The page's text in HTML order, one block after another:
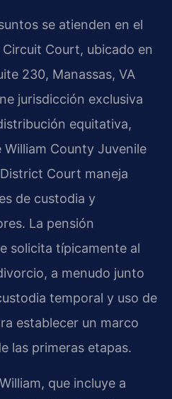
se atienden en el
Court, ubicado en
230, Manassas, VA
jurisdicción exclusiva
equitativa,
County Juvenile
Court maneja
de custodia y
La pensión
solicita típicamente al
a menudo junto
temporal y uso de
establecer un marco
las primeras etapas.
que incluye a